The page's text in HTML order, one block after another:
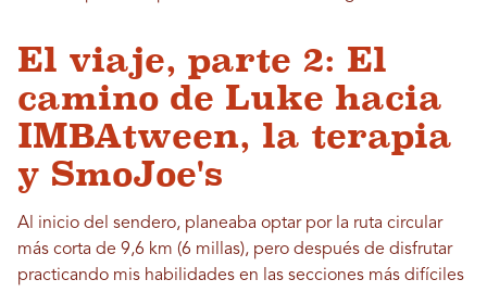
El viaje, parte 2: El
camino de Luke hacia
IMBAtween, la terapia
y SmoJoe's
Al inicio del sendero, planeaba optar por la ruta circular
más corta de 9,6 km (6 millas), pero después de disfrutar
practicando mis habilidades en las secciones más difíciles